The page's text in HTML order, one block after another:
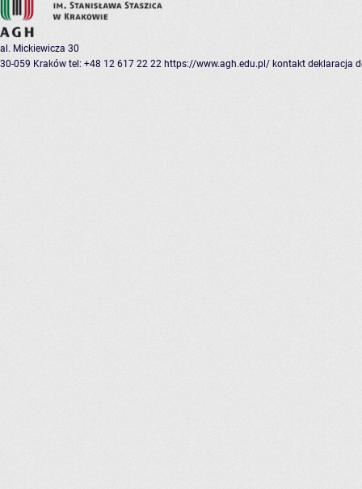
al. Mickiewicza 30
30-059 Kraków tel: +48 12 617 22 22 https://www.agh.edu.pl/ kontakt deklaracja